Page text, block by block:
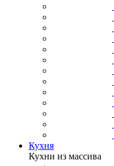
Кухня
Кухни из массива